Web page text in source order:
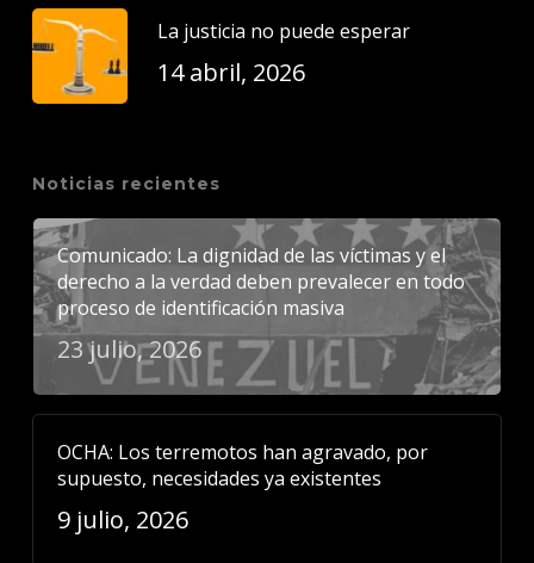
La justicia no puede esperar
14 abril, 2026
Noticias recientes
Comunicado: La dignidad de las víctimas y el
derecho a la verdad deben prevalecer en todo
proceso de identificación masiva
23 julio, 2026
OCHA: Los terremotos han agravado, por
supuesto, necesidades ya existentes
9 julio, 2026